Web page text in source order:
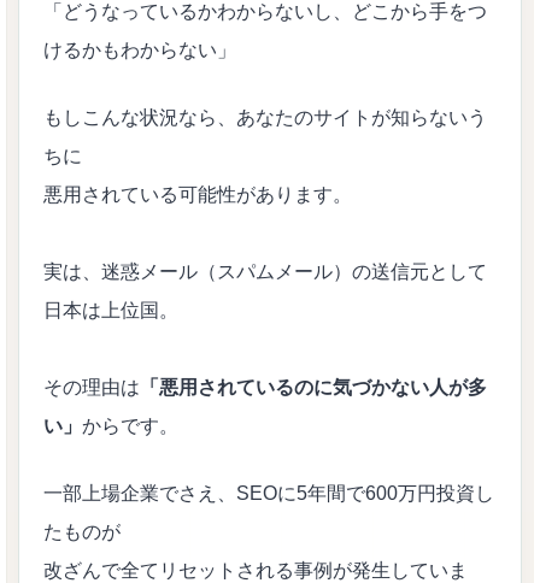
「どうなっているかわからないし、どこから手をつ
けるかもわからない」
もしこんな状況なら、あなたのサイトが知らないう
ちに
悪用されている可能性があります。
実は、迷惑メール（スパムメール）の送信元として
日本は上位国。
その理由は 「悪用されているのに気づかない人が多
い」 からです。
一部上場企業でさえ、SEOに5年間で600万円投資し
たものが
改ざんで全てリセットされる事例が発生していま